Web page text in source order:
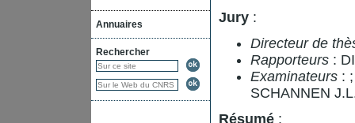
Annuaires
Rechercher
Jury :
Directeur de
Rapporteurs :
Examinateurs :
SCHANNEN
Résumé :